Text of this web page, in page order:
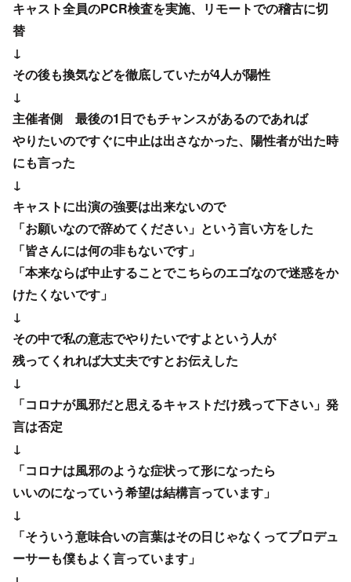
↓
主催者側 最後の1日でもチャンスがあるのであれば
やりたいのですぐに中止は出さなかった、陽性者が出た時
にも言った
↓
キャストに出演の強要は出来ないので
「お願いなので辞めてください」という言い方をした
「皆さんには何の非もないです」
「本来ならば中止することでこちらのエゴなので迷惑をか
けたくないです」
↓
その中で私の意志でやりたいですよという人が
残ってくれれば大丈夫ですとお伝えした
↓
「コロナが風邪だと思えるキャストだけ残って下さい」発
言は否定
↓
「コロナは風邪のような症状って形になったら
いいのになっていう希望は結構言っています」
↓
「そういう意味合いの言葉はその日じゃなくってプロデュ
ーサーも僕もよく言っています」
↓
出演予定のキャスト2人がPCR検査結果待ち、陽性が確認
されたらオンライン配信に切り替える